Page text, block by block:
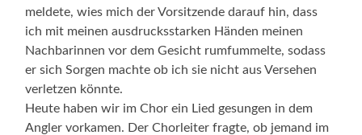
meldete, wies mich der Vorsitzende darauf hin, dass
ich mit meinen ausdrucksstarken Händen meinen
Nachbarinnen vor dem Gesicht rumfummelte, sodass
er sich Sorgen machte ob ich sie nicht aus Versehen
verletzen könnte.
Heute haben wir im Chor ein Lied gesungen in dem
Angler vorkamen. Der Chorleiter fragte, ob jemand im